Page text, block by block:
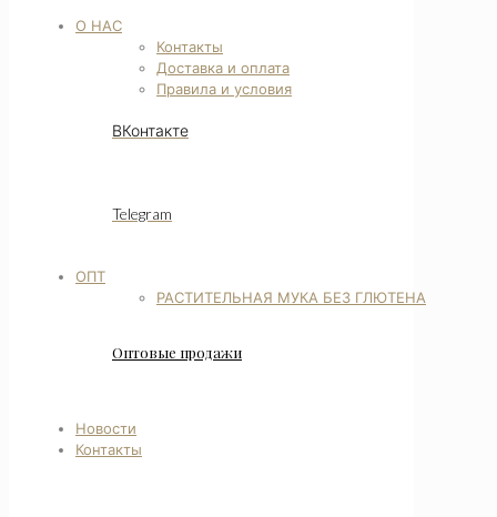
О НАС
Контакты
Доставка и оплата
Правила и условия
ВКонтакте
Telegram
ОПТ
РАСТИТЕЛЬНАЯ МУКА БЕЗ ГЛЮТЕНА
Оптовые продажи
Новости
Контакты